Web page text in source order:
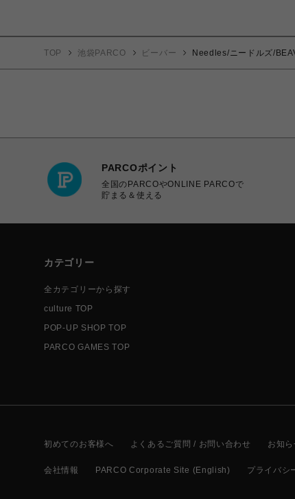
TOP 池袋PARCO ビーバー Needles/ニードルズ/
PARCOポイント
全国のPARCOやONLINE PARCOで
貯まる＆使える
カテゴリー
全カテゴリーから探す
culture TOP
POP-UP SHOP TOP
PARCO GAMES TOP
初めてのお客様へ よくあるご質問 / お問い合わせ お知ら
会社情報 PARCO Corporate Site (English) プライバシ